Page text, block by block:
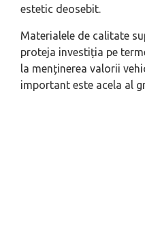
estetic deosebit.
Materialele de calitate
proteja investiția pe
la menținerea valorii
important este acela al